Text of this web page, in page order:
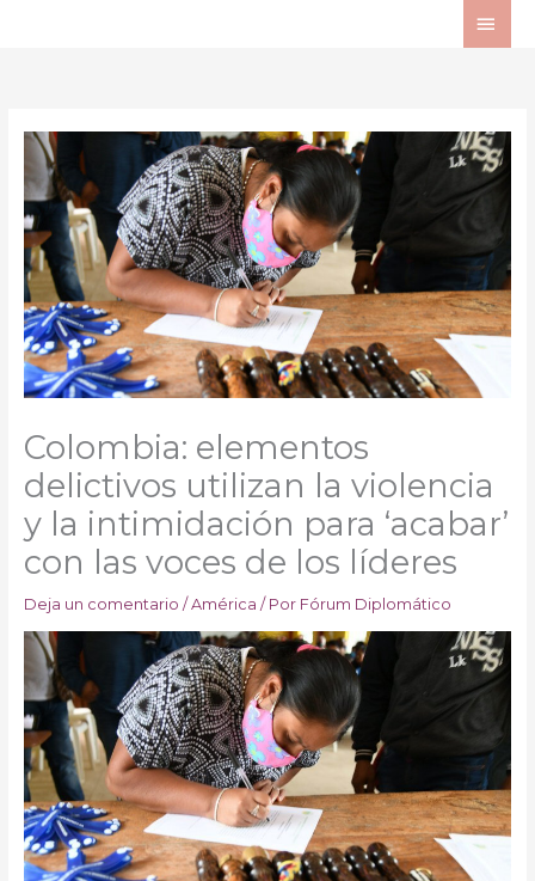
Colombia: elementos
delictivos utilizan la violencia
y la intimidación para ‘acabar’
con las voces de los líderes
Deja un comentario / América / Por Fórum Diplomático